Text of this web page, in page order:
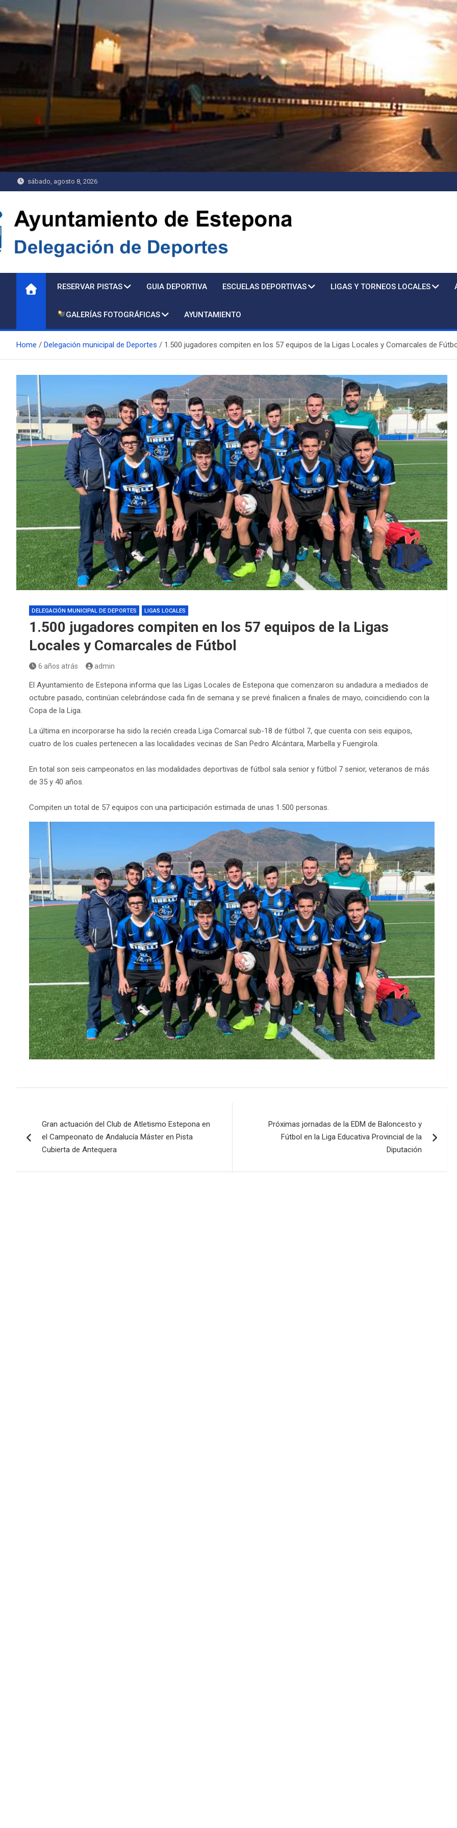
Saltar
al
contenido
sábado, agosto 8, 2026
Delegación de Deportes
RESERVAR PISTAS GUIA DEPORTIVA ESCUELAS DEPORTIVAS LIGAS Y TORNEOS LOCALES
GALERÍAS FOTOGRÁFICAS AYUNTAMIENTO
Home Delegación municipal de Deportes 1.500 jugadores compiten en los 57 equipos de la Ligas Locales y Comarcales de
DELEGACIÓN MUNICIPAL DE DEPORTES LIGAS LOCALES
1.500 jugadores compiten en los 57 equipos de la Ligas
Locales y Comarcales de Fútbol
6 años atrás admin
El Ayuntamiento de Estepona informa que las Ligas Locales de Estepona que comenzaron su andadura a mediados de
octubre pasado, continúan celebrándose cada fin de semana y se prevé finalicen a finales de mayo, coincidiendo con la
Copa de la Liga.
La última en incorporarse ha sido la recién creada Liga Comarcal sub-18 de fútbol 7, que cuenta con seis equipos,
cuatro de los cuales pertenecen a las localidades vecinas de San Pedro Alcántara, Marbella y Fuengirola.
En total son seis campeonatos en las modalidades deportivas de fútbol sala senior y fútbol 7 senior, veteranos de más
de 35 y 40 años.
Compiten un total de 57 equipos con una participación estimada de unas 1.500 personas.
de
entradas
Gran actuación del Club de Atletismo Estepona en
el Campeonato de Andalucía Máster en Pista
Cubierta de Antequera
Próximas jornadas de la EDM de Baloncesto y
Fútbol en la Liga Educativa Provincial de la
Diputación
Piscina
EDM 26-27 /
EDM 26-27 /